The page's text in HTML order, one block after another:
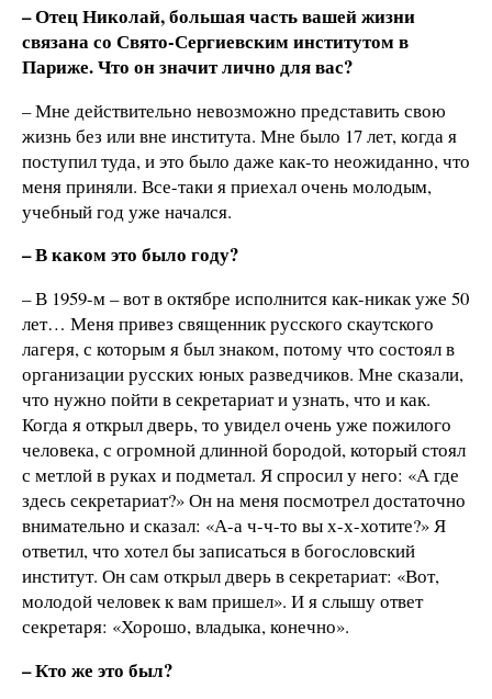
– Отец Николай, большая часть вашей жизни
связана со Свято-Сергиевским институтом в
Париже. Что он значит лично для вас?
– Мне действительно невозможно представить свою
жизнь без или вне института. Мне было 17 лет, когда я
поступил туда, и это было даже как-то неожиданно, что
меня приняли. Все-таки я приехал очень молодым,
учебный год уже начался.
– В каком это было году?
– В 1959-м – вот в октябре исполнится как-никак уже 50
лет… Меня привез священник русского скаутского
лагеря, с которым я был знаком, потому что состоял в
организации русских юных разведчиков. Мне сказали,
что нужно пойти в секретариат и узнать, что и как.
Когда я открыл дверь, то увидел очень уже пожилого
человека, с огромной длинной бородой, который стоял
с метлой в руках и подметал. Я спросил у него: «А где
здесь секретариат?» Он на меня посмотрел достаточно
внимательно и сказал: «А-а ч-ч-то вы х-х-хотите?» Я
ответил, что хотел бы записаться в богословский
институт. Он сам открыл дверь в секретариат: «Вот,
молодой человек к вам пришел». И я слышу ответ
секретаря: «Хорошо, владыка, конечно».
– Кто же это был?